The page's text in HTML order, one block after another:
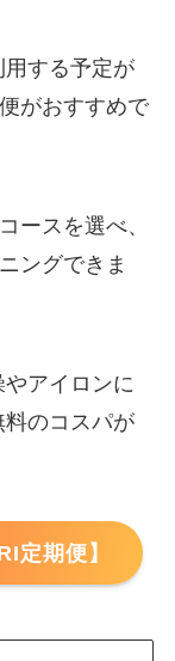
する予定が
がおすすめで
ースを選べ、
ングできま
アイロンに
のコスパが
定期便】